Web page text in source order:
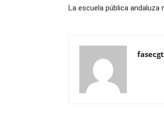
La escuela pública
fasecgt